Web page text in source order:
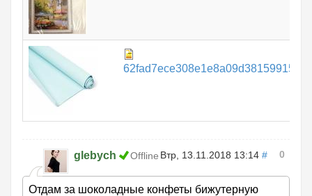
glebych Offline Втр, 13.11.2018 13:14 # 0
Отдам за шоколадные конфеты бижутерную